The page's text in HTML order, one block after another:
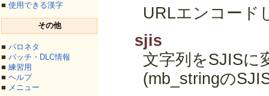
■ 使用できる漢字
その他
■ パロネタ
■ パッチ・DLC情報
■ 練習用
■ ヘルプ
■ メニュー
URLエンコード
sjis
文字列をSJISに
(mb_stringの